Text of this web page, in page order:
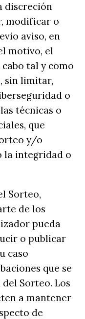
discreción
modificar o
aviso, en
motivo, el
tal y como
sin limitar,
o
técnicas o
que
y/o
la integridad o
Sorteo,
de los
pueda
o publicar
caso
que se
Sorteo. Los
a mantener
de